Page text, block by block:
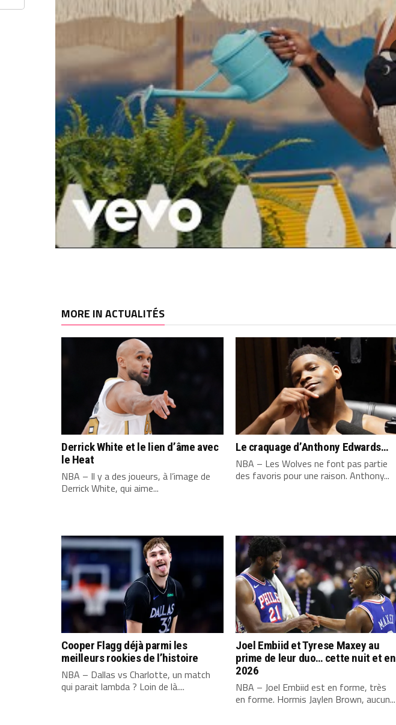
MORE IN ACTUALITÉS
Derrick White et le lien d’âme avec
le Heat
NBA – Il y a des joueurs, à l’image de
Derrick White, qui aime...
Le craquage d’Anthony Edwards…
NBA – Les Wolves ne font pas partie
des favoris pour une raison. Anthony...
Cooper Flagg déjà parmi les
meilleurs rookies de l’histoire
NBA – Dallas vs Charlotte, un match
qui parait lambda ? Loin de là....
Joel Embiid et Tyrese Maxey au
prime de leur duo… cette nuit et en
2026
NBA – Joel Embiid est en forme, très
en forme. Hormis Jaylen Brown, aucun...